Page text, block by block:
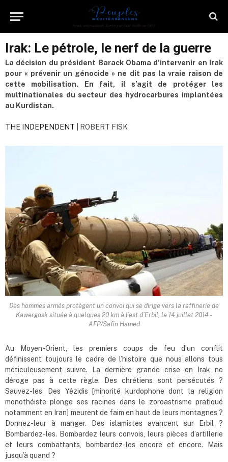
Irak: Le pétrole, le nerf de la guerre
La décision du président Barack Obama d’intervenir en Irak
pour « prévenir un génocide » ne dit pas la vraie raison de
cette mobilisation. En fait, il s’agit de protéger les
multinationales du secteur des hydrocarbures implantées
au Kurdistan.
THE INDEPENDENT | ROBERT FISK
Des hommes armés protègent un convoi qui se dirige vers la raffinerie de
Kawergosk située à quelques 20 km à l’est d’Erbil, le 14 juillet 2014 -
AFP/Safin Hamed
Au Moyen-Orient, les premiers coups de feu d’un conflit
définissent toujours le cadre de l’histoire que nous allons tous
méticuleusement suivre. La dernière grande crise en Irak ne
déroge pas à cette règle. Des chrétiens sont persécutés ?
Sauvez-les. Des Yézidis [minorité kurdophone dont la religion
monothéiste plonge ses racines dans le zoroastrisme pratiqué
notamment en Iran] meurent de faim en haut de leurs montagnes ?
Donnez-leur à manger. Des islamistes avancent sur Erbil ?
Bombardez-les. Bombardez leurs convois, leurs pièces d’artillerie
et leurs combattants, bombardez-les encore et encore. Mais
jusqu’à quand ?